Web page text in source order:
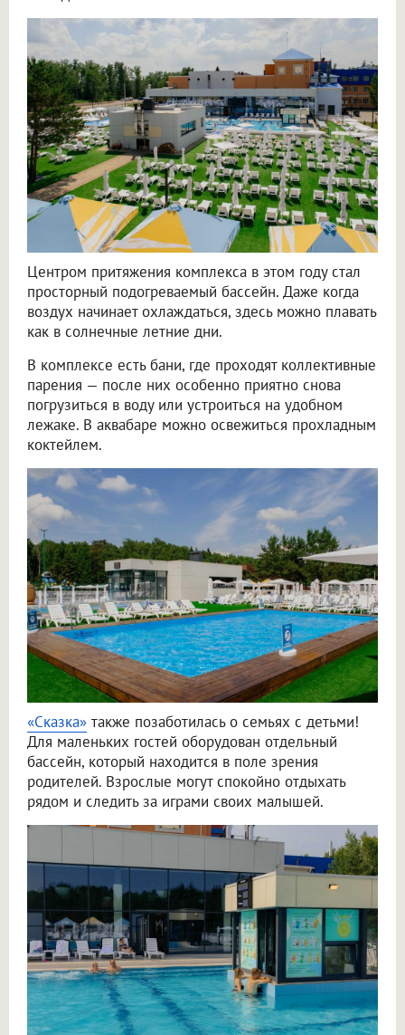
Центром притяжения комплекса в этом году стал
просторный подогреваемый бассейн. Даже когда
воздух начинает охлаждаться, здесь можно плавать
как в солнечные летние дни.
В комплексе есть бани, где проходят коллективные
парения — после них особенно приятно снова
погрузиться в воду или устроиться на удобном
лежаке. В аквабаре можно освежиться прохладным
коктейлем.
«Сказка» также позаботилась о семьях с детьми!
Для маленьких гостей оборудован отдельный
бассейн, который находится в поле зрения
родителей. Взрослые могут спокойно отдыхать
рядом и следить за играми своих малышей.